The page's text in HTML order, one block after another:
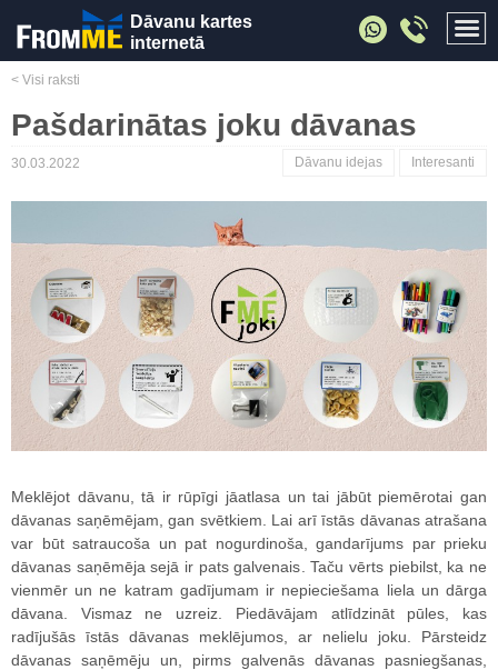
Dāvanu kartes
internetā
< Visi raksti
Pašdarinātas joku dāvanas
30.03.2022 Dāvanu idejas Interesanti
Meklējot dāvanu, tā ir rūpīgi jāatlasa un tai jābūt piemērotai gan
dāvanas saņēmējam, gan svētkiem. Lai arī īstās dāvanas atrašana
var būt satraucoša un pat nogurdinoša, gandarījums par prieku
dāvanas saņēmēja sejā ir pats galvenais. Taču vērts piebilst, ka ne
vienmēr un ne katram gadījumam ir nepieciešama liela un dārga
dāvana. Vismaz ne uzreiz. Piedāvājam atlīdzināt pūles, kas
radījušās īstās dāvanas meklējumos, ar nelielu joku. Pārsteidz
dāvanas saņēmēju un, pirms galvenās dāvanas pasniegšanas,